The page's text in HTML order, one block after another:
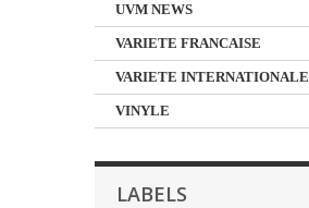
UVM NEWS
VARIETE FRANCAISE
VARIETE INTERNATIONALE
VINYLE
LABELS